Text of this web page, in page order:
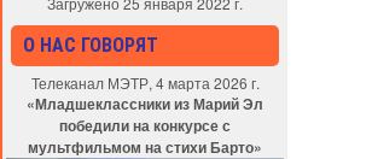
О НАС ГОВОРЯТ
Телеканал МЭТР, 4 марта 2026 г.
«Младшеклассники из Марий Эл
победили на конкурсе с
мультфильмом на стихи Барто»